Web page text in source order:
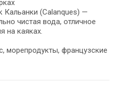
Кальанки (Calanques) —
чистая вода, отличное
на каяках.
морепродукты, французские